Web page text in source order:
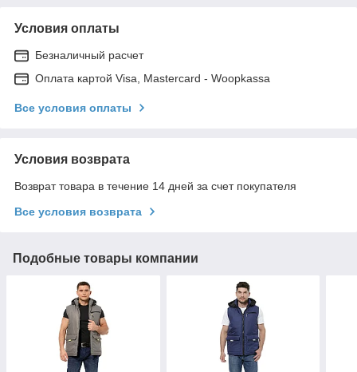
Условия оплаты
Безналичный расчет
Оплата картой Visa, Mastercard - Woopkassa
Все условия оплаты
Условия возврата
Возврат товара в течение 14 дней за счет покупателя
Все условия возврата
Подобные товары компании